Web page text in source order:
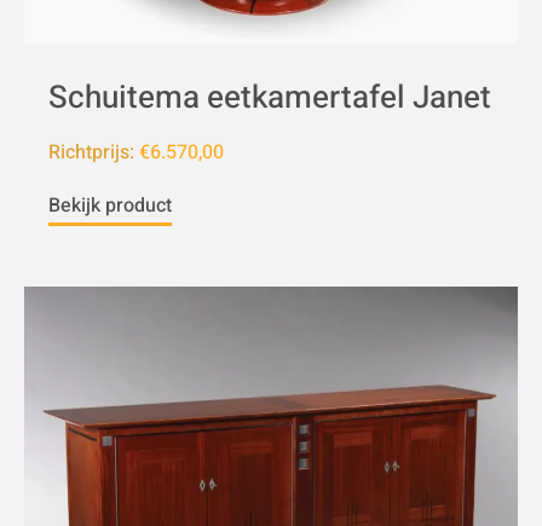
Schuitema eetkamertafel Janet
Richtprijs: €6.570,00
Bekijk product